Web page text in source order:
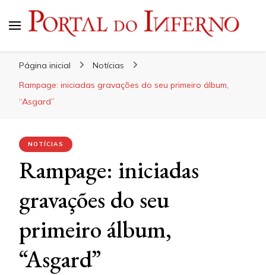
Página inicial
Notícias
Rampage: iniciadas gravações do seu primeiro álbum,
“Asgard”
NOTÍCIAS
Rampage: iniciadas
gravações do seu
primeiro álbum,
“Asgard”